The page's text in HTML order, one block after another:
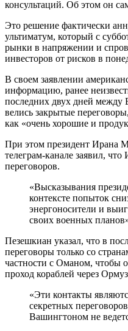
консультаций. Об этом он
Это решение фактически
ультиматум, который с
рынки в напряжении и
инвесторов от рисков в
В своем заявлении
информацию, ранее
последних двух дней
велись закрытые
как «очень хорошие и
При этом президент Ирана
телеграм-канале заявил,
переговоров.
«Высказывания
контексте попыток
энергоносители и
своих военных
Пезешкиан указал, что в
переговоры только со
частности с Оманом, чтобы
проход кораблей через
«Эти контакты
секретных
Вашингтоном не